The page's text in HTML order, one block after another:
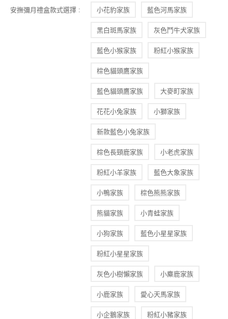
安撫彌月禮盒款式選擇 : 小花豹家族 藍色河馬家族
黑白斑馬家族 灰色鬥牛犬家族
藍色小猴家族 粉紅小猴家族
棕色貓頭鷹家族
藍色貓頭鷹家族 大麥町家族
花花小兔家族 小獅家族
新款藍色小兔家族
棕色長頸鹿家族 小老虎家族
粉紅小羊家族 藍色大象家族
小鴨家族 棕色熊熊家族
熊貓家族 小青蛙家族
小狗家族 藍色小星星家族
粉紅小星星家族
灰色小樹懶家族 小麋鹿家族
小鹿家族 愛心天馬家族
小企鵝家族 粉紅小豬家族